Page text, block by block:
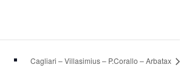
Cagliari – Villasimius – P.Corallo – Arbatax